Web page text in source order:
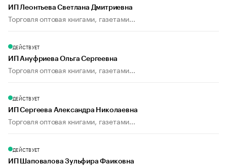
ИП Леонтьева Светлана Дмитриевна
Торговля оптовая книгами, газетами...
ДЕЙСТВУЕТ
ИП Ануфриева Ольга Сергеевна
Торговля оптовая книгами, газетами...
ДЕЙСТВУЕТ
ИП Сергеева Александра Николаевна
Торговля оптовая книгами, газетами...
ДЕЙСТВУЕТ
ИП Шаповалова Зульфира Фаиковна